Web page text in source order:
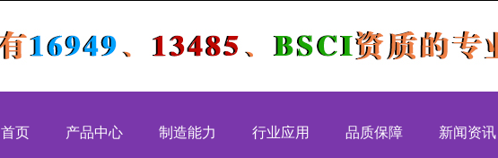
首页 产品中心 制造能力 行业应用 品质保障 新闻资讯